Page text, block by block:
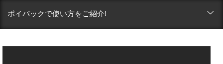
ポイパックで使い方をご紹介!